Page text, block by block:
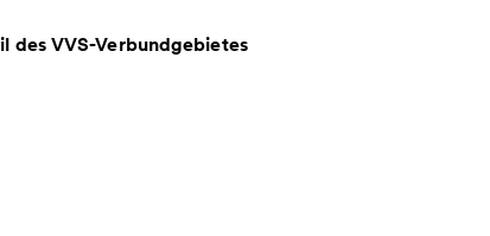
des VVS-Verbundgebietes